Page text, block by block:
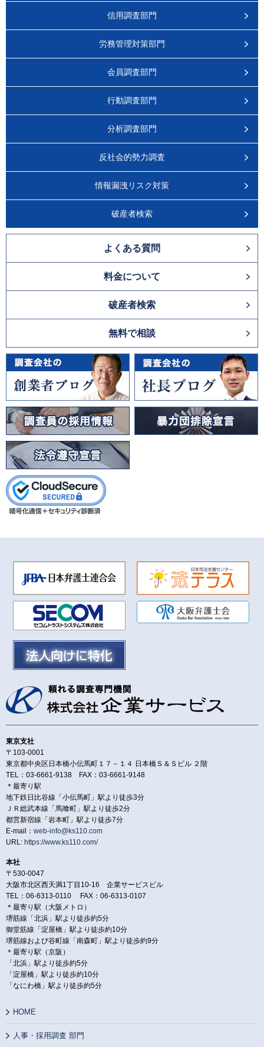
信用調査部門
労務管理対策部門
会員調査部門
行動調査部門
分析調査部門
反社会的勢力調査
情報漏洩リスク対策
破産者検索
よくある質問
料金について
破産者検索
無料で相談
東京支社
〒103-0001
東京都中央区日本橋小伝馬町１７－１４ 日本橋Ｓ＆Ｓビル ２階
TEL：03-6661-9138 FAX：03-6661-9148
＊最寄り駅
地下鉄日比谷線「小伝馬町」駅より徒歩3分
ＪＲ総武本線「馬喰町」駅より徒歩2分
都営新宿線「岩本町」駅より徒歩7分
E-mail： web-info@ks110.com
URL: https://www.ks110.com/
本社
〒530-0047
大阪市北区西天満1丁目10-16 企業サービスビル
TEL：06-6313-0110 FAX：06-6313-0107
＊最寄り駅（大阪メトロ）
堺筋線「北浜」駅より徒歩約5分
御堂筋線「淀屋橋」駅より徒歩約10分
堺筋線および谷町線「南森町」駅より徒歩約9分
＊最寄り駅（京阪）
「北浜」駅より徒歩約5分
「淀屋橋」駅より徒歩約10分
「なにわ橋」駅より徒歩約5分
HOME
人事・採用調査 部門